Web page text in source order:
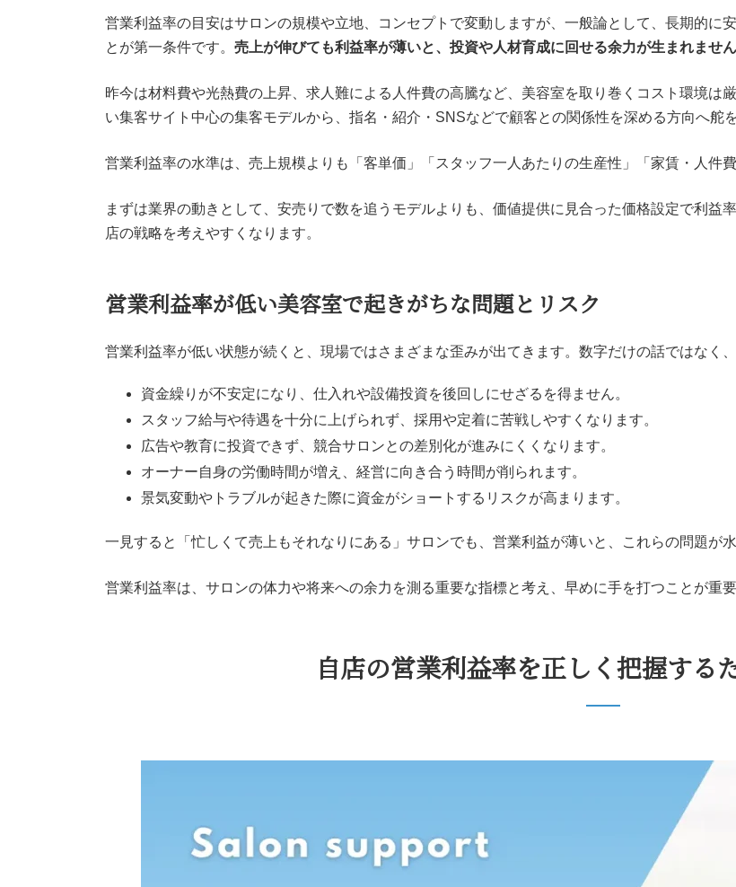
営業利益率の目安はサロンの規模や立地、コンセプトで変動しますが、一般論として、長期的に
とが第一条件です。 売上が伸びても利益率が薄いと、投資や人材育成に回せる余力が生まれません
昨今は材料費や光熱費の上昇、求人難による人件費の高騰など、美容室を取り巻くコスト環境は
い集客サイト中心の集客モデルから、指名・紹介・SNSなどで顧客との関係性を深める方向へ舵
営業利益率の水準は、売上規模よりも「客単価」「スタッフ一人あたりの生産性」「家賃・人件
まずは業界の動きとして、安売りで数を追うモデルよりも、価値提供に見合った価格設定で利益
店の戦略を考えやすくなります。
営業利益率が低い美容室で起きがちな問題とリスク
営業利益率が低い状態が続くと、現場ではさまざまな歪みが出てきます。数字だけの話ではなく
資金繰りが不安定になり、仕入れや設備投資を後回しにせざるを得ません。
スタッフ給与や待遇を十分に上げられず、採用や定着に苦戦しやすくなります。
広告や教育に投資できず、競合サロンとの差別化が進みにくくなります。
オーナー自身の労働時間が増え、経営に向き合う時間が削られます。
景気変動やトラブルが起きた際に資金がショートするリスクが高まります。
一見すると「忙しくて売上もそれなりにある」サロンでも、営業利益が薄いと、これらの問題が
営業利益率は、サロンの体力や将来への余力を測る重要な指標と考え、早めに手を打つことが重要
自店の営業利益率を正しく把握する